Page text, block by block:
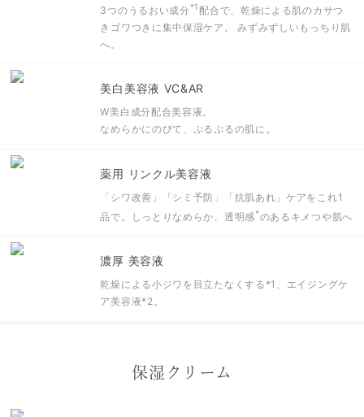
3つのうるおい成分 *1 配合で、乾燥による肌のカサつ
きゴワつきに集中保湿ケア。 みずみずしいもっちり肌
へ。
美白美容液 VC&AR
W美白成分配合美容液。
なめらかにのびて、ぷるぷるの肌に。
薬用 リンクル美容液
「シワ改善」「シミ予防」「抗肌あれ」ケアをこれ1
品で。
しっとりなめらか、透明感*のあるキメつや肌へ
濃厚 美容液
乾燥による小ジワを目立たなくする *1
、エイジングケ
ア美容液*2 。
保湿クリーム